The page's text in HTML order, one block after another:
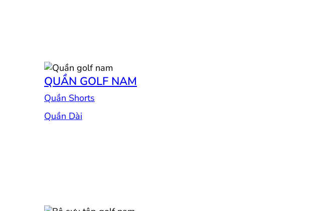
QUẦN GOLF NAM
Quần Shorts
Quần Dài